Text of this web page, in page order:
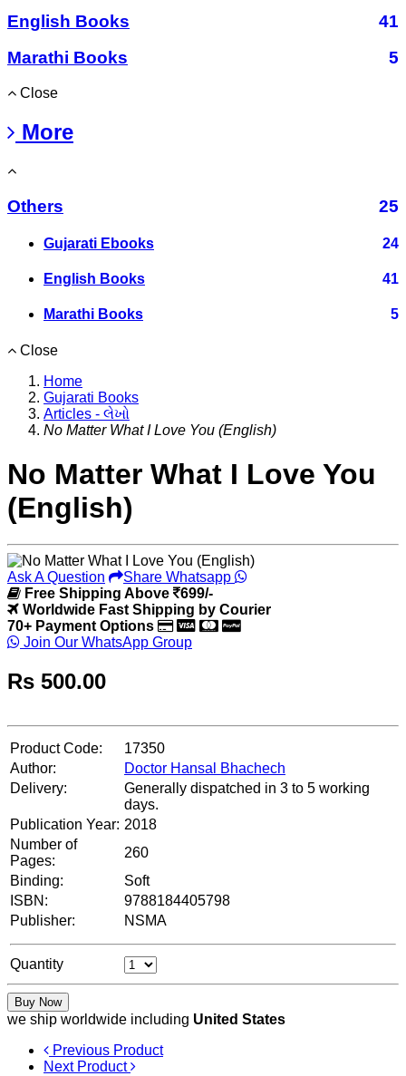
English Books
41
Marathi Books
5
Close
More
Others 25
Gujarati Ebooks 24
English Books 41
Marathi Books 5
Close
Home
Gujarati Books
Articles - લેખો
No Matter What I Love You (English)
No Matter What I Love You
(English)
Ask A Question
Share Whatsapp
Free Shipping Above
699/-
Worldwide Fast Shipping by Courier
70+ Payment Options
Join Our WhatsApp Group
Rs 500.00
Product Code:
17350
Author:
Doctor Hansal Bhachech
Delivery:
Generally dispatched in 3 to 5 working
days.
Publication Year: 2018
Number of
Pages:
260
Binding:
Soft
ISBN:
9788184405798
Publisher:
NSMA
Quantity
Buy Now
we ship worldwide including United States
Previous Product
Next Product